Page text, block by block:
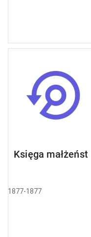
Księga małżeństw
1877-1877